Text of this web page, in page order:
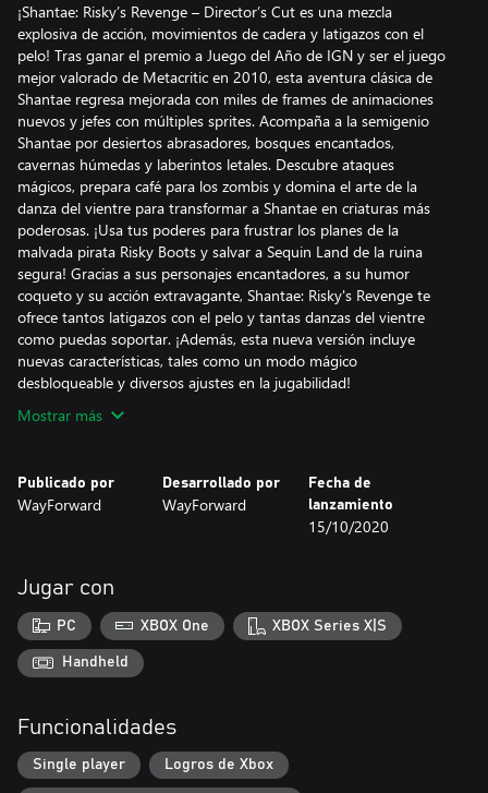
¡Shantae: Risky’s Revenge – Director’s Cut es una mezcla
explosiva de acción, movimientos de cadera y latigazos con el
pelo! Tras ganar el premio a Juego del Año de IGN y ser el juego
mejor valorado de Metacritic en 2010, esta aventura clásica de
Shantae regresa mejorada con miles de frames de animaciones
nuevos y jefes con múltiples sprites. Acompaña a la semigenio
Shantae por desiertos abrasadores, bosques encantados,
cavernas húmedas y laberintos letales. Descubre ataques
mágicos, prepara café para los zombis y domina el arte de la
danza del vientre para transformar a Shantae en criaturas más
poderosas. ¡Usa tus poderes para frustrar los planes de la
malvada pirata Risky Boots y salvar a Sequin Land de la ruina
segura! Gracias a sus personajes encantadores, a su humor
coqueto y su acción extravagante, Shantae: Risky's Revenge te
ofrece tantos latigazos con el pelo y tantas danzas del vientre
como puedas soportar. ¡Además, esta nueva versión incluye
nuevas características, tales como un modo mágico
desbloqueable y diversos ajustes en la jugabilidad!
Mostrar más
Publicado por
WayForward
Desarrollado por
WayForward
Fecha de
lanzamiento
15/10/2020
Jugar con
PC XBOX One XBOX Series X|S
Handheld
Funcionalidades
Single player Logros de Xbox